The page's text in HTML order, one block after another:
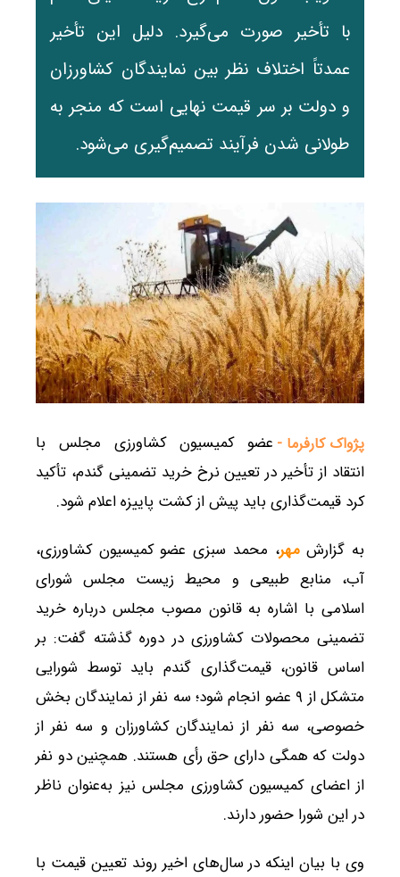
با تأخیر صورت می‌گیرد. دلیل این تأخیر
عمدتاً اختلاف نظر بین نمایندگان کشاورزان
و دولت بر سر قیمت نهایی است که منجر به
طولانی شدن فرآیند تصمیم‌گیری می‌شود.
پژواک کارفرما - عضو کمیسیون کشاورزی مجلس با
انتقاد از تأخیر در تعیین نرخ خرید تضمینی گندم، تأکید
کرد قیمت‌گذاری باید پیش از کشت پاییزه اعلام شود.
به گزارشمهر، محمد سبزی عضو کمیسیون کشاورزی،
آب، منابع طبیعی و محیط زیست مجلس شورای
اسلامی با اشاره به قانون مصوب مجلس درباره خرید
تضمینی محصولات کشاورزی در دوره گذشته گفت: بر
اساس قانون، قیمت‌گذاری گندم باید توسط شورایی
متشکل از ۹ عضو انجام شود؛ سه نفر از نمایندگان بخش
خصوصی، سه نفر از نمایندگان کشاورزان و سه نفر از
دولت که همگی دارای حق رأی هستند. همچنین دو نفر
از اعضای کمیسیون کشاورزی مجلس نیز به‌عنوان ناظر
در این شورا حضور دارند.
وی با بیان اینکه در سال‌های اخیر روند تعیین قیمت با